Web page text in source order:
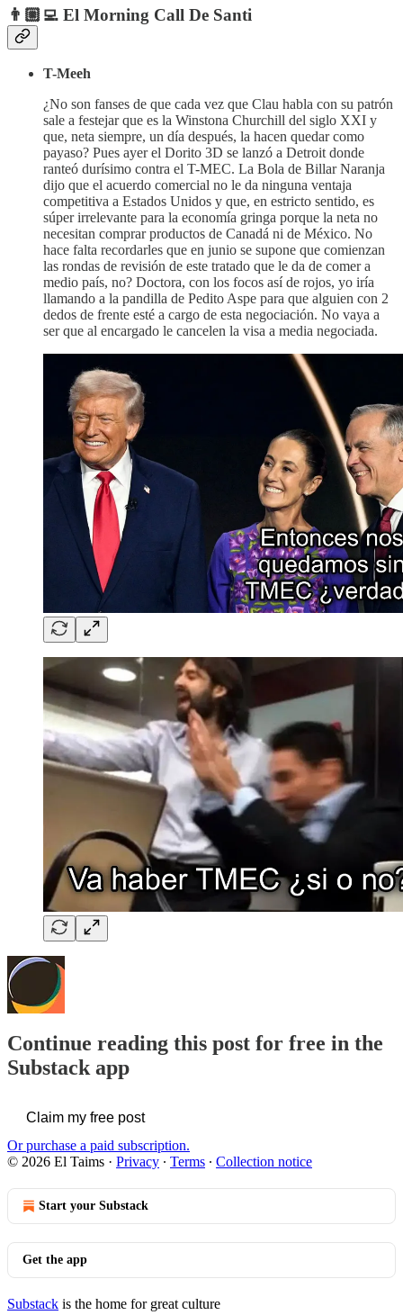
👨🏼‍💻 El Morning Call De Santi
T-Meeh
¿No son fanses de que cada vez que Clau habla con su patrón
sale a festejar que es la Winstona Churchill del siglo XXI y
que, neta siempre, un día después, la hacen quedar como
payaso? Pues ayer el Dorito 3D se lanzó a Detroit donde
ranteó durísimo contra el T-MEC. La Bola de Billar Naranja
dijo que el acuerdo comercial no le da ninguna ventaja
competitiva a Estados Unidos y que, en estricto sentido, es
súper irrelevante para la economía gringa porque la neta no
necesitan comprar productos de Canadá ni de México. No
hace falta recordarles que en junio se supone que comienzan
las rondas de revisión de este tratado que le da de comer a
medio país, no? Doctora, con los focos así de rojos, yo iría
llamando a la pandilla de Pedito Aspe para que alguien con 2
dedos de frente esté a cargo de esta negociación. No vaya a
ser que al encargado le cancelen la visa a media negociada.
Continue reading this post for free in the
Substack app
Claim my free post
Or purchase a paid subscription.
© 2026 El Taims · Privacy ∙ Terms ∙ Collection notice
Start your Substack
Get the app
Substack is the home for great culture